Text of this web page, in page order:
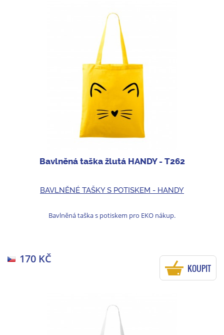
Bavlněná taška žlutá HANDY - T262
BAVLNĚNÉ TAŠKY S POTISKEM - HANDY
Bavlněná taška s potiskem pro EKO nákup.
170 KČ
KOUPIT